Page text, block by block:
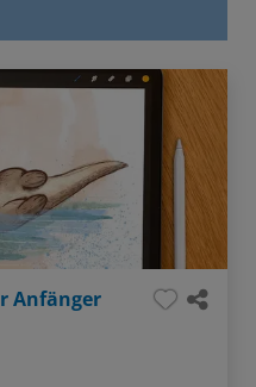
Anfänger